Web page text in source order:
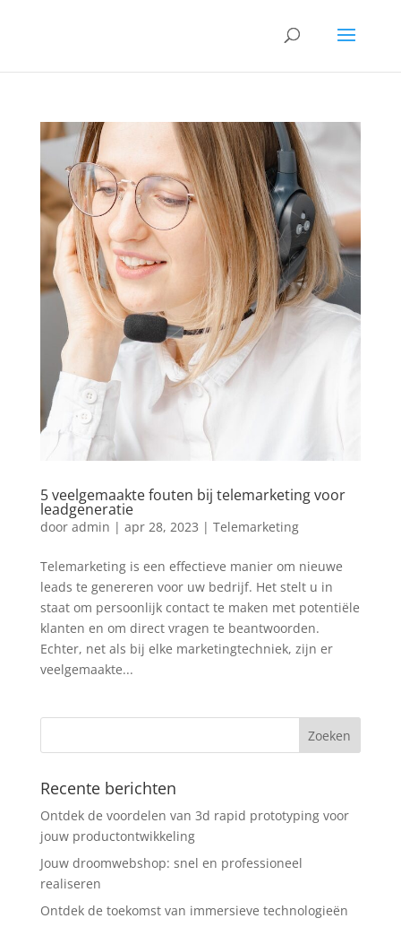
5 veelgemaakte fouten bij telemarketing voor
leadgeneratie
door admin | apr 28, 2023 | Telemarketing
Telemarketing is een effectieve manier om nieuwe
leads te genereren voor uw bedrijf. Het stelt u in
staat om persoonlijk contact te maken met potentiële
klanten en om direct vragen te beantwoorden.
Echter, net als bij elke marketingtechniek, zijn er
veelgemaakte...
Recente berichten
Ontdek de voordelen van 3d rapid prototyping voor
jouw productontwikkeling
Jouw droomwebshop: snel en professioneel
realiseren
Ontdek de toekomst van immersieve technologieën